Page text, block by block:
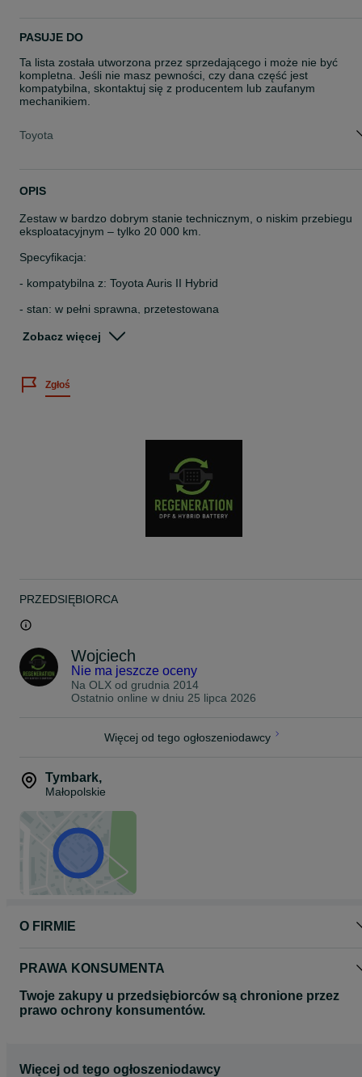
PASUJE DO
Ta lista została utworzona przez sprzedającego i może nie być
kompletna. Jeśli nie masz pewności, czy dana część jest
kompatybilna, skontaktuj się z producentem lub zaufanym
mechanikiem.
Toyota
OPIS
Zestaw w bardzo dobrym stanie technicznym, o niskim przebiegu
eksploatacyjnym – tylko 20 000 km.
Specyfikacja:
- kompatybilna z: Toyota Auris II Hybrid
- stan: w pełni sprawna, przetestowana
- niski przebieg modułów: 20 tys. km
- kompletna bateria trakcyjna (HV)
- 12 miesięcy gwarancji w standardzie
- możliwość rozszerzenia gwarancji do 24 miesięcy
- gwarancja rozruchowa + eksploatacyjna
- stabilne parametry pracy
- idealna do wymiany zużytego pakietu lub naprawy pojazdu
Informacje dodatkowe:
- możliwość wysyłki lub odbioru osobistego
- pomoc w doborze pod konkretny rocznik i wersję
TEL
PIĘĆ JEDEN OSIEM ZERO SZEŚĆ DWA PIĘĆ ZERO DWA
Zobacz więcej
Zgłoś
PRZEDSIĘBIORCA
Wojciech
Nie ma jeszcze oceny
Na OLX od grudnia 2014
Ostatnio online w dniu 25 lipca 2026
Więcej od tego ogłoszeniodawcy
Tymbark,
Małopolskie
O FIRMIE
PRAWA KONSUMENTA
Twoje zakupy u przedsiębiorców są chronione przez
prawo ochrony konsumentów.
Więcej od tego ogłoszeniodawcy